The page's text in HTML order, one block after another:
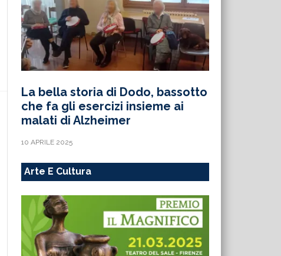
La bella storia di Dodo, bassotto
che fa gli esercizi insieme ai
malati di Alzheimer
10 APRILE 2025
Arte E Cultura